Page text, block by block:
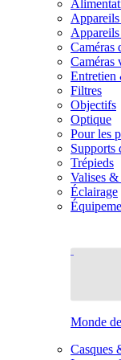
Caméras
Caméras
Entretien
Filtres
Objectifs
Optique
Pour les
Supports
Trépieds
Valises &
Éclairage
Monde
Casques